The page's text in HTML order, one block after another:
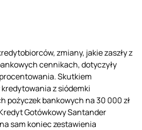
zmiany, jakie zaszły z
cennikach, dotyczyły
Skutkiem
z siódemki
pożyczek bankowych na 30 000 zł
Gotówkowy Santander
sam koniec zestawienia